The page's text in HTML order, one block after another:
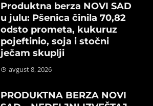
Produktna berza NOVI SAD
u julu: Pšenica činila 70,82
odsto prometa, kukuruz
pojeftinio, soja i stočni
ječam skuplji
avgust 8, 2026
PRODUKTNA BERZA NOVI